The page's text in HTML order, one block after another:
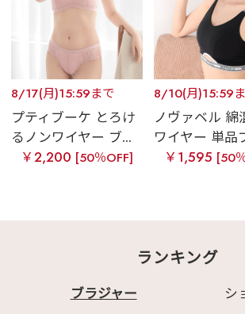
8/17(月)15:59まで
プティブーケ とろけ
るノンワイヤー ブ...
￥2,200 [50％OFF]
8/10(月)15:59
ノヴァベル 綿
ワイヤー 単品
￥1,595 [50
ランキング
ブラジャー シ